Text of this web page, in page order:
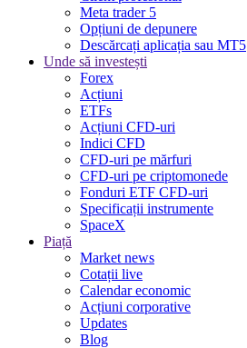
Meta trader 5
Opțiuni de depunere
Descărcați aplicația sau MT5
Unde să investești
Forex
Acțiuni
ETFs
Acțiuni CFD-uri
Indici CFD
CFD-uri pe mărfuri
CFD-uri pe criptomonede
Fonduri ETF CFD-uri
Specificații instrumente
SpaceX
Piață
Market news
Cotații live
Calendar economic
Acțiuni corporative
Updates
Blog